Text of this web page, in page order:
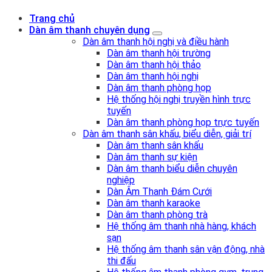
Trang chủ
Dàn âm thanh chuyên dụng
Dàn âm thanh hội nghị và điều hành
Dàn âm thanh hội trường
Dàn âm thanh hội thảo
Dàn âm thanh hội nghị
Dàn âm thanh phòng họp
Hệ thống hội nghị truyền hình trực
tuyến
Dàn âm thanh phòng họp trực tuyến
Dàn âm thanh sân khấu, biểu diễn, giải trí
Dàn âm thanh sân khấu
Dàn âm thanh sự kiện
Dàn âm thanh biểu diễn chuyên
nghiệp
Dàn Âm Thanh Đám Cưới
Dàn âm thanh karaoke
Dàn âm thanh phòng trà
Hệ thống âm thanh nhà hàng, khách
sạn
Hệ thống âm thanh sân vận động, nhà
thi đấu